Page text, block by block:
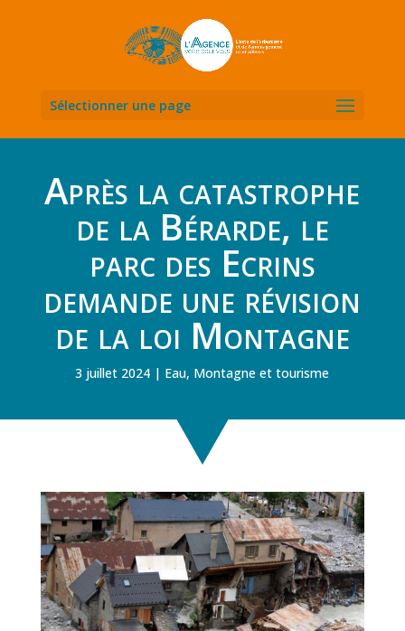
Sélectionner une page
Après la catastrophe
de la Bérarde, le
parc des Ecrins
demande une révision
de la loi Montagne
3 juillet 2024 Eau, Montagne et tourisme